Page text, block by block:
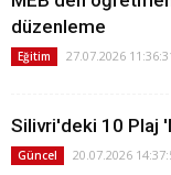
düzenleme
Eğitim 27.07.2026
Silivri'deki 10 Plaj
Güncel 20.07.2026